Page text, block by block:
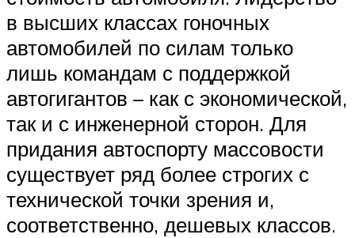
в высших классах гоночных
автомобилей по силам только
лишь командам с поддержкой
автогигантов – как с экономической,
так и с инженерной сторон. Для
придания автоспорту массовости
существует ряд более строгих с
технической точки зрения и,
соответственно, дешевых классов.